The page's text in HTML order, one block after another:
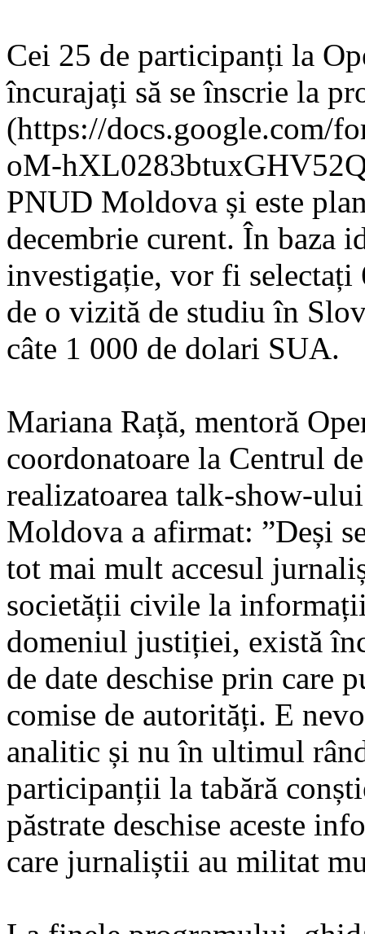
Cei 25 de participanți la
încurajați să se înscrie la
(https://docs.google.com/
oM-
PNUD Moldova și este
decembrie curent. În baza
investigație, vor fi selectați
de o vizită de studiu în
câte 1 000 de dolari SUA.
Mariana Rață, mentoră
coordonatoare la Centrul
realizatoarea talk-show-
Moldova a afirmat: ”Deși
tot mai mult accesul
societății civile la
domeniul justiției, există
de date deschise prin care
comise de autorități. E
analitic și nu în ultimul
participanții la tabără
păstrate deschise aceste
care jurnaliștii au militat